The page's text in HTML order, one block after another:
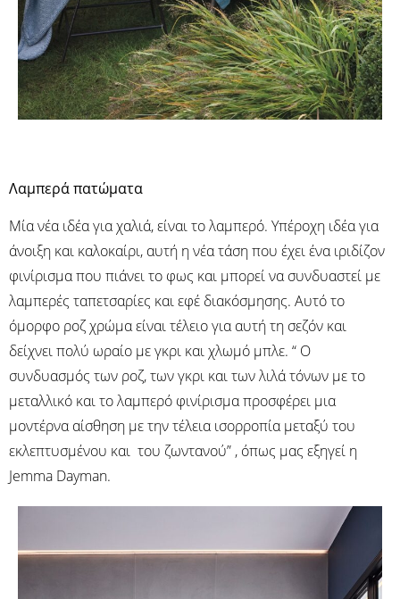
Λαμπερά πατώματα
Μία νέα ιδέα για χαλιά, είναι το λαμπερό. Υπέροχη ιδέα για
άνοιξη και καλοκαίρι, αυτή η νέα τάση που έχει ένα ιριδίζον
φινίρισμα που πιάνει το φως και μπορεί να συνδυαστεί με
λαμπερές ταπετσαρίες και εφέ διακόσμησης. Αυτό το
όμορφο ροζ χρώμα είναι τέλειο για αυτή τη σεζόν και
δείχνει πολύ ωραίο με γκρι και χλωμό μπλε. “ Ο
συνδυασμός των ροζ, των γκρι και των λιλά τόνων με το
μεταλλικό και το λαμπερό φινίρισμα προσφέρει μια
μοντέρνα αίσθηση με την τέλεια ισορροπία μεταξύ του
εκλεπτυσμένου και του ζωντανού” , όπως μας εξηγεί η
Jemma Dayman.